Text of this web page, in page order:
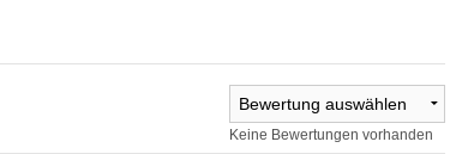
Keine Bewertungen vorhanden